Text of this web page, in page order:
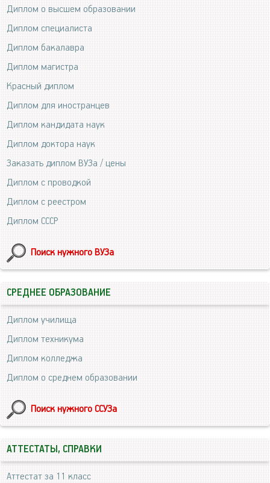
Диплом о высшем образовании
Диплом специалиста
Диплом бакалавра
Диплом магистра
Красный диплом
Диплом для иностранцев
Диплом кандидата наук
Диплом доктора наук
Заказать диплом ВУЗа / цены
Диплом с проводкой
Диплом с реестром
Диплом СССР
Поиск нужного ВУЗа
СРЕДНЕЕ ОБРАЗОВАНИЕ
Диплом училища
Диплом техникума
Диплом колледжа
Диплом о среднем образовании
Поиск нужного ССУЗа
АТТЕСТАТЫ, СПРАВКИ
Аттестат за 11 класс